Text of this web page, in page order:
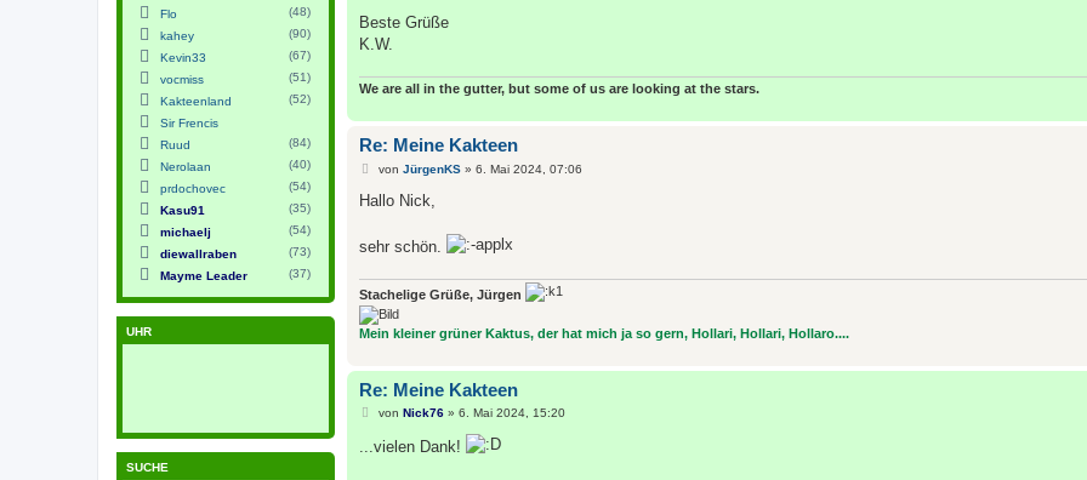
Beste Grüße
K.W.
We are all in the gutter, but some of us are looking at the stars.
Re: Meine Kakteen
B
i
a
g
von JürgenKS» 6. Mai 2024, 07:06
Hallo Nick,
sehr schön.
Stachelige Grüße, Jürgen
Mein kleiner grüner Kaktus, der hat mich ja so gern, Hollari, Hollari, Hollaro....
Re: Meine Kakteen
B
t
von Nick76» 6. Mai 2024, 15:20
...vielen Dank!
Flo
(48)
kahey
(90)
Kevin33
(67)
vocmiss
(51)
Kakteenland
(52)
Sir Frencis
Ruud
(84)
Nerolaan
(40)
prdochovec
(54)
Kasu91
(35)
michaelj
(54)
diewallraben
(73)
Mayme Leader
(37)
UHR
SUCHE